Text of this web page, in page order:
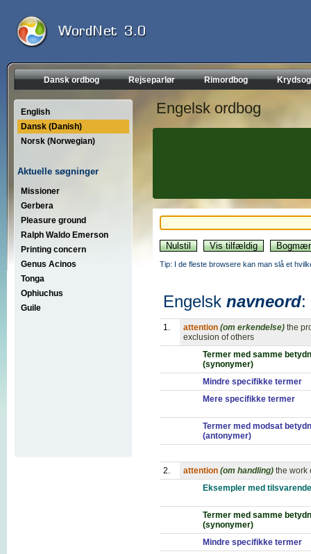
Dansk ordbog Rejseparlør Rimordbog
English
Dansk (Danish)
Norsk (Norwegian)
Aktuelle søgninger
Missioner
Gerbera
Pleasure ground
Ralph Waldo Emerson
Printing concern
Genus Acinos
Tonga
Ophiuchus
Guile
Engelsk ordbog
Tip: I de fleste browsere kan man slå et
Engelsk navneord:
1. attention (om erkendelse) the
exclusion of others
Termer med samme
(synonymer)
Mindre specifikke termer
Mere specifikke termer
Termer med modsat
(antonymer)
2. attention (om handling) the work
Eksempler med
Termer med samme
(synonymer)
Mindre specifikke termer